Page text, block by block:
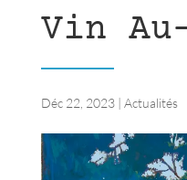
Vin
Déc 22, 2023| Actualités